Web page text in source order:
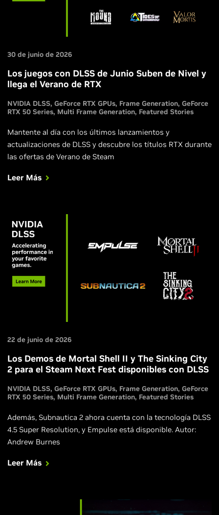
30 de junio de 2026
Los juegos con DLSS de Junio Suben de Nivel y
llega el Verano de RTX
NVIDIA DLSS GeForce RTX GPUs Frame Generation GeForce
RTX 50 Series Multi Frame Generation Featured Stories
Mantente al día con los últimos lanzamientos y
actualizaciones de DLSS y descubre los títulos RTX durante
las ofertas de Verano de Steam
Leer Más
22 de junio de 2026
Los Demos de Mortal Shell II y The Sinking City
2 para el Steam Next Fest disponibles con DLSS
NVIDIA DLSS GeForce RTX GPUs Frame Generation GeForce
RTX 50 Series Multi Frame Generation Featured Stories
Además, Subnautica 2 ahora cuenta con la tecnología DLSS
4.5 Super Resolution, y Empulse está disponible. Autor:
Andrew Burnes
Leer Más